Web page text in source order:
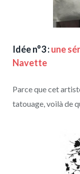
Idée n°3 :une
Navette
Parce que cet
tatouage, voilà de